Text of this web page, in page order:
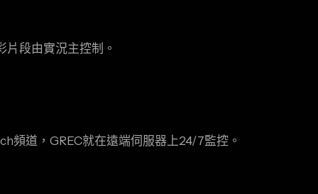
段由實況主控制。
頻道，GREC就在遠端伺服器上24/7監控。